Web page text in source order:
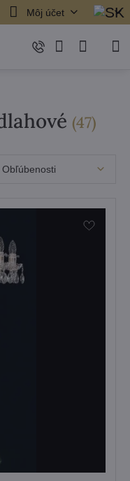
Môj účet
(47)
Obľúbenosti